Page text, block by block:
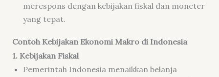
merespons dengan kebijakan fiskal dan moneter
yang tepat.
Contoh Kebijakan Ekonomi Makro di Indonesia
1. Kebijakan Fiskal
Pemerintah Indonesia menaikkan belanja